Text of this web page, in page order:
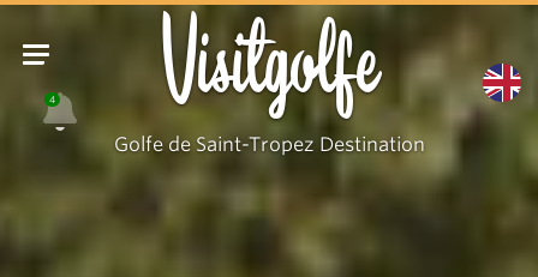
4 Visitgolfe
Golfe de Saint-Tropez Destination